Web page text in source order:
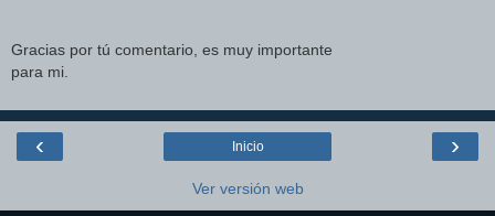
Gracias por tú comentario, es muy importante
para mi.
‹ ›
Inicio
Ver versión web